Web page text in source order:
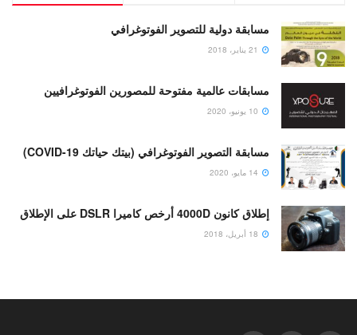
مسابقة دولية للتصوير الفوتوغرافي
مسابقات عالمية مفتوحة للمصورين الفوتوغرافيين
مسابقة التصوير الفوتوغرافي (بيتك حياتك COVID-19)
إطلاق كانون 4000D أرخص كاميرا DSLR على الإطلاق